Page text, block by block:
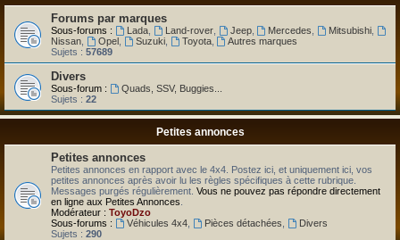
Forums par marques
Sous-forums : Lada, Land-rover, Jeep, Mercedes Mitsubishi
Nissan
Opel, Suzuki, Toyota,
Autres marques
Sujets : 57689
Divers
Sous-forum :
Quads, SSV, Buggies...
Sujets : 22
Petites annonces
Petites annonces
Petites annonces en rapport avec le 4x4. Postez ici, et uniquement ici, vos
petites annonces après avoir lu les règles spécifiques à cette rubrique.
Messages purgés régulièrement. Vous ne pouvez pas répondre directement
en ligne aux Petites Annonces
Modérateur : ToyoDzo
Sous-forums :
Véhicules 4x4, Pièces détachées
Divers
Sujets : 290